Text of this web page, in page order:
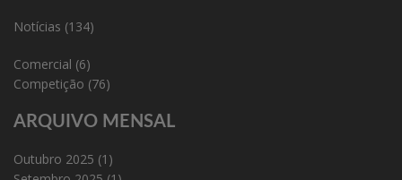
Notícias (134)
Comercial (6)
Competição (76)
ARQUIVO MENSAL
Outubro 2025 (1)